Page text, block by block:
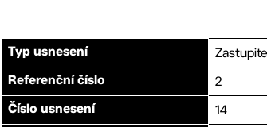
Typ usnesení
Referenční číslo 2
Číslo usnesení 14